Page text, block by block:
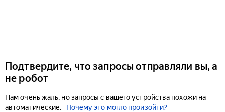
Подтвердите, что запросы отправляли вы, а
не робот
Нам очень жаль, но запросы с вашего устройства похожи на
автоматические.
Почему это могло произойти?